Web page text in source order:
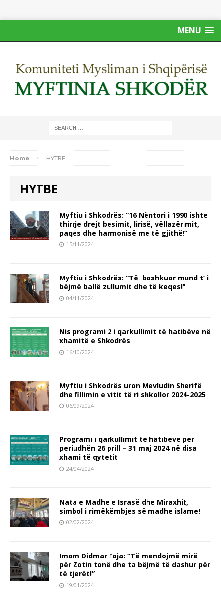
MENU
Home HYTBE
HYTBE
Myftiu i Shkodrës: “16 Nëntori i 1990 ishte
thirrje drejt besimit, lirisë, vëllazërimit,
paqes dhe harmonisë me të gjithë!”
15/11/2024
Myftiu i Shkodrës: “Të bashkuar mund t’ i
bëjmë ballë zullumit dhe të keqes!”
04/11/2024
Nis programi 2 i qarkullimit të hatibëve në
xhamitë e Shkodrës
16/10/2024
Myftiu i Shkodrës uron Mevludin Sherifë
dhe fillimin e vitit të ri shkollor 2024-2025
06/09/2024
Programi i qarkullimit të hatibëve për
periudhën 26 prill – 31 maj 2024 në disa
xhami të qytetit
24/04/2024
Nata e Madhe e Israsë dhe Miraxhit,
simbol i rimëkëmbjes së madhe islame!
02/02/2024
Imam Didmar Faja: “Të mendojmë mirë
për Zotin tonë dhe ta bëjmë të dashur për
të tjerët!”
19/01/2024